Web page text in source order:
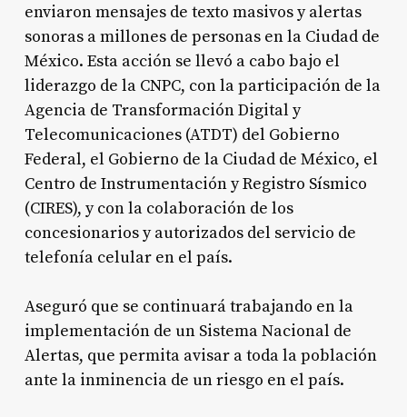
enviaron mensajes de texto masivos y alertas
sonoras a millones de personas en la Ciudad de
México. Esta acción se llevó a cabo bajo el
liderazgo de la CNPC, con la participación de la
Agencia de Transformación Digital y
Telecomunicaciones (ATDT) del Gobierno
Federal, el Gobierno de la Ciudad de México, el
Centro de Instrumentación y Registro Sísmico
(CIRES), y con la colaboración de los
concesionarios y autorizados del servicio de
telefonía celular en el país.
Aseguró que se continuará trabajando en la
implementación de un Sistema Nacional de
Alertas, que permita avisar a toda la población
ante la inminencia de un riesgo en el país.